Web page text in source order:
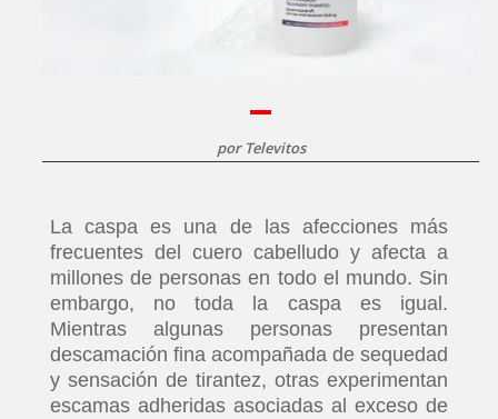
por Televitos
La caspa es una de las afecciones más
frecuentes del cuero cabelludo y afecta a
millones de personas en todo el mundo. Sin
embargo, no toda la caspa es igual.
Mientras algunas personas presentan
descamación fina acompañada de sequedad
y sensación de tirantez, otras experimentan
escamas adheridas asociadas al exceso de